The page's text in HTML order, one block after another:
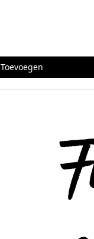
Toevoegen